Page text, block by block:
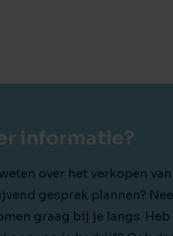
informatie?
over het verkopen
gesprek plannen?
graag bij je langs.